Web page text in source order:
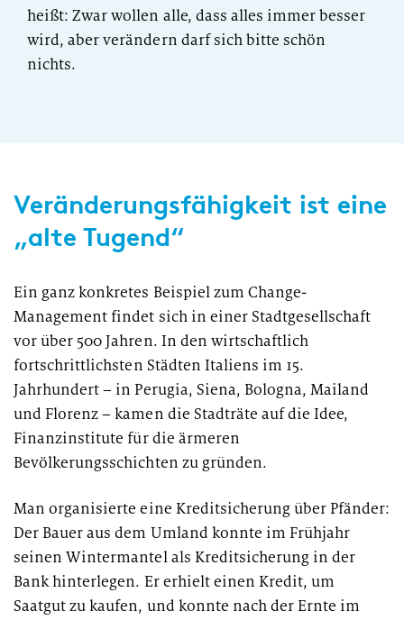
heißt: Zwar wollen alle, dass alles immer besser
wird, aber verändern darf sich bitte schön
nichts.
Veränderungsfähigkeit ist eine
„alte Tugend“
Ein ganz konkretes Beispiel zum Change-
Management findet sich in einer Stadtgesellschaft
vor über 500 Jahren. In den wirtschaftlich
fortschrittlichsten Städten Italiens im 15.
Jahrhundert – in Perugia, Siena, Bologna, Mailand
und Florenz – kamen die Stadträte auf die Idee,
Finanzinstitute für die ärmeren
Bevölkerungsschichten zu gründen.
Man organisierte eine Kreditsicherung über Pfänder:
Der Bauer aus dem Umland konnte im Frühjahr
seinen Wintermantel als Kreditsicherung in der
Bank hinterlegen. Er erhielt einen Kredit, um
Saatgut zu kaufen, und konnte nach der Ernte im